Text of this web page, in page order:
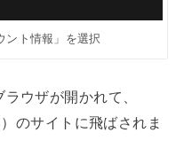
ント情報」を選択
ウザが開かれて、
のサイトに飛ばされま